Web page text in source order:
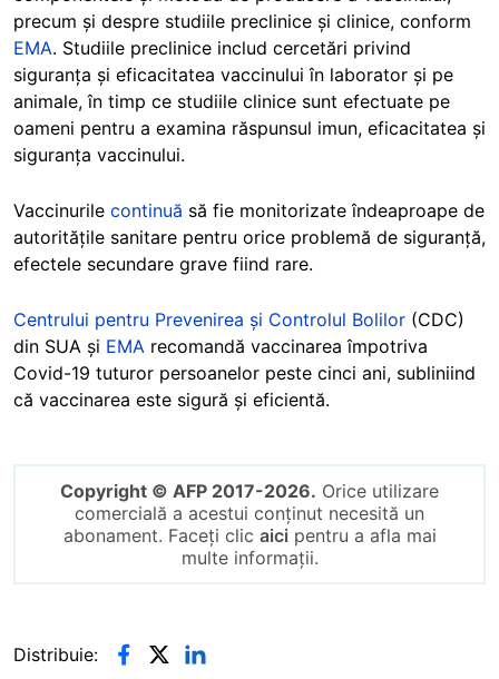
precum și despre studiile preclinice și clinice, conform
EMA. Studiile preclinice includ cercetări privind
siguranța și eficacitatea vaccinului în laborator și pe
animale, în timp ce studiile clinice sunt efectuate pe
oameni pentru a examina răspunsul imun, eficacitatea și
siguranța vaccinului.
Vaccinurile continuă să fie monitorizate îndeaproape de
autoritățile sanitare pentru orice problemă de siguranță,
efectele secundare grave fiind rare.
Centrului pentru Prevenirea și Controlul Bolilor (CDC)
din SUA și EMA recomandă vaccinarea împotriva
Covid-19 tuturor persoanelor peste cinci ani, subliniind
că vaccinarea este sigură și eficientă.
Copyright © AFP 2017-2026. Orice utilizare
comercială a acestui conținut necesită un
abonament. Faceți clic aici pentru a afla mai
multe informații.
Distribuie: